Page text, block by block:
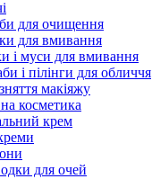
для очищення
для вмивання
і муси для вмивання
і пілінги для обличчя
макіяжу
косметика
крем
для очей